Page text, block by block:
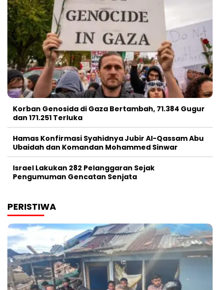
Korban Genosida di Gaza Bertambah, 71.384 Gugur
dan 171.251 Terluka
Hamas Konfirmasi Syahidnya Jubir Al-Qassam Abu
Ubaidah dan Komandan Mohammed Sinwar
Israel Lakukan 282 Pelanggaran Sejak
Pengumuman Gencatan Senjata
PERISTIWA